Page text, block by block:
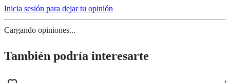
Inicia sesión para dejar tu opinión
Cargando opiniones...
También podría interesarte